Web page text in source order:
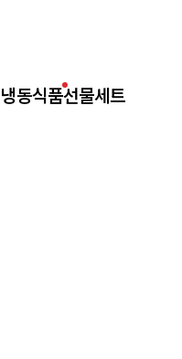
냉동식품선물세트